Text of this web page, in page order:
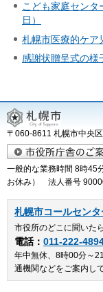
こども家庭センタ
日）
札幌市医療的ケア
感謝状贈呈式の様
〒060-8611 札幌市中央
一般的な業務時間 8時45
お休み） 法人番号
札幌市コールセンタ
市役所のどこに聞いた
電話： 011-222-
年中無休、8時00分～
通機関などをご案内し